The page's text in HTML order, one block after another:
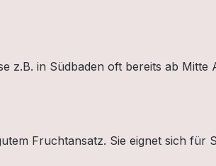
z.B. in Südbaden oft bereits ab Mitte
Fruchtansatz. Sie eignet sich